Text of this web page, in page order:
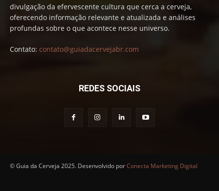
divulgação da efervescente cultura que cerca a cerveja,
oferecendo informação relevante e atualizada e análises
profundas sobre o que acontece nesse universo.
Contato: contato@guiadacervejabr.com
REDES SOCIAIS
© Guia da Cerveja 2025. Desenvolvido porConecta Marketing Digital